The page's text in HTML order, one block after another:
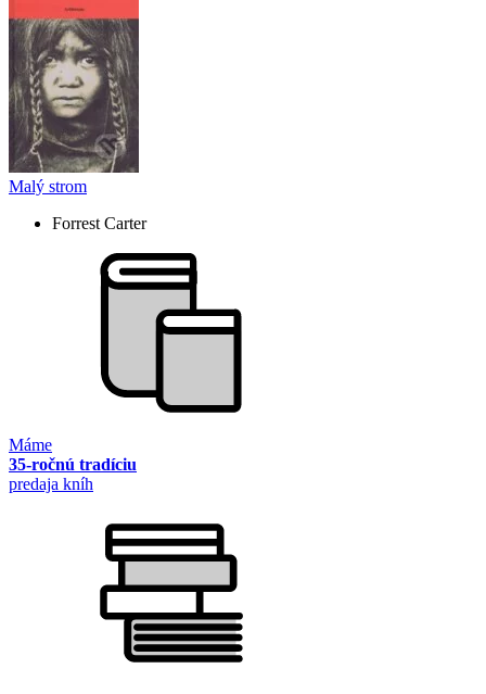
Malý strom
Forrest Carter
Máme
35-ročnú tradíciu
predaja kníh